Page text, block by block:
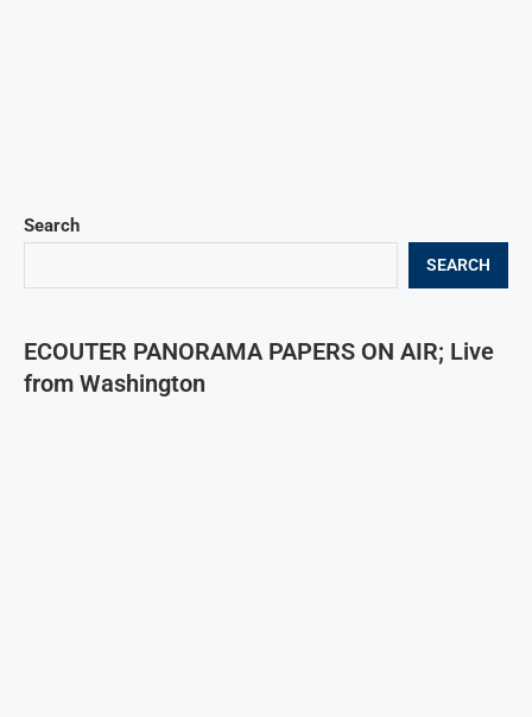
Search
SEARCH
ECOUTER PANORAMA PAPERS ON AIR; Live
from Washington